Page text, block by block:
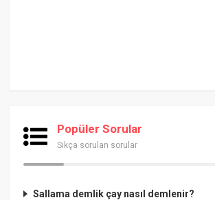
Popüler Sorular
Sıkça sorulan sorular
Sallama demlik çay nasıl demlenir?